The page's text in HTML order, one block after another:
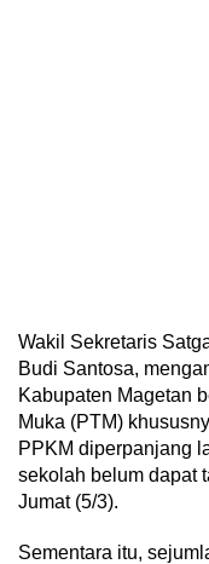
Wakil Sekretaris
Budi Santosa,
Kabupaten Magetan
Muka (PTM)
PPKM diperpanjang
sekolah belum dapat
Jumat (5/3).
Sementara itu,